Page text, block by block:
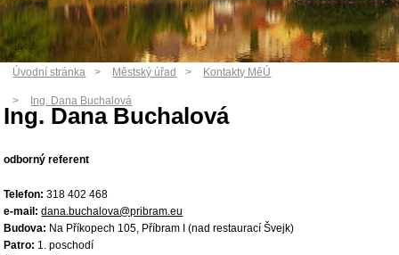
Úvodní stránka Městský úřad Kontakty MěÚ
Ing. Dana Buchalová
Ing. Dana Buchalová
odborný referent
Telefon:318 402 468
e-mail:dana.buchalova@pribram.eu
Budova: Na Příkopech 105, Příbram I (nad restaurací Švejk)
Patro: 1. poschodí